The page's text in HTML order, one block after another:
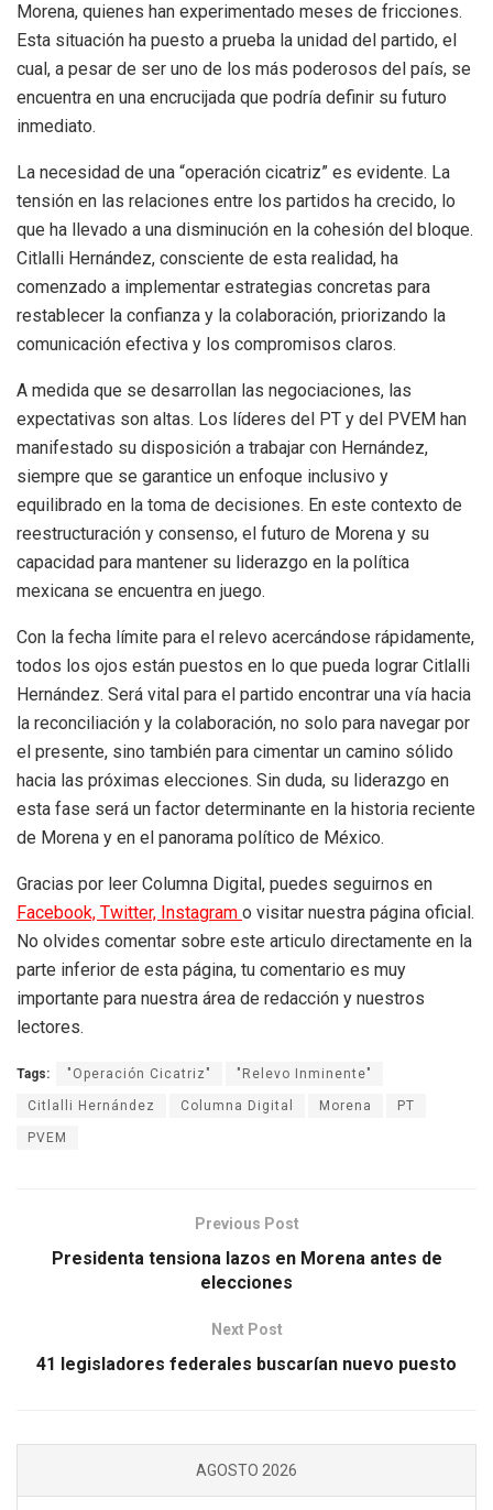
Morena, quienes han experimentado meses de fricciones.
Esta situación ha puesto a prueba la unidad del partido, el
cual, a pesar de ser uno de los más poderosos del país, se
encuentra en una encrucijada que podría definir su futuro
inmediato.
La necesidad de una “operación cicatriz” es evidente. La
tensión en las relaciones entre los partidos ha crecido, lo
que ha llevado a una disminución en la cohesión del bloque.
Citlalli Hernández, consciente de esta realidad, ha
comenzado a implementar estrategias concretas para
restablecer la confianza y la colaboración, priorizando la
comunicación efectiva y los compromisos claros.
A medida que se desarrollan las negociaciones, las
expectativas son altas. Los líderes del PT y del PVEM han
manifestado su disposición a trabajar con Hernández,
siempre que se garantice un enfoque inclusivo y
equilibrado en la toma de decisiones. En este contexto de
reestructuración y consenso, el futuro de Morena y su
capacidad para mantener su liderazgo en la política
mexicana se encuentra en juego.
Con la fecha límite para el relevo acercándose rápidamente,
todos los ojos están puestos en lo que pueda lograr Citlalli
Hernández. Será vital para el partido encontrar una vía hacia
la reconciliación y la colaboración, no solo para navegar por
el presente, sino también para cimentar un camino sólido
hacia las próximas elecciones. Sin duda, su liderazgo en
esta fase será un factor determinante en la historia reciente
de Morena y en el panorama político de México.
Gracias por leer Columna Digital, puedes seguirnos en
Facebook, Twitter, Instagram o visitar nuestra página oficial.
No olvides comentar sobre este articulo directamente en la
parte inferior de esta página, tu comentario es muy
importante para nuestra área de redacción y nuestros
lectores.
Tags: "Operación Cicatriz" "Relevo Inminente"
Citlalli Hernández Columna Digital Morena PT
PVEM
Previous Post
Presidenta tensiona lazos en Morena antes de
elecciones
Next Post
41 legisladores federales buscarían nuevo puesto
AGOSTO 2026